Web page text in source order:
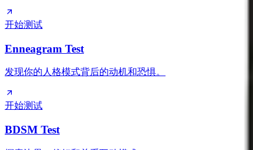
开始测试
Enneagram Test
发现你的人格模式背后的动机和恐惧。
开始测试
BDSM Test